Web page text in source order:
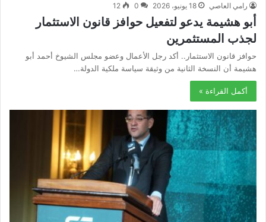
رامي العاصي 18 يونيو، 2026 0
12
أبو هشيمة يدعو لتفعيل حوافز قانون الاستثمار
لجذب المستثمرين
حوافز قانون الاستثمار.. أكد رجل الأعمال وعضو مجلس الشيوخ أحمد أبو
هشيمة أن النسخة الثانية من وثيقة سياسة ملكية الدولة…
أكمل القراءة »